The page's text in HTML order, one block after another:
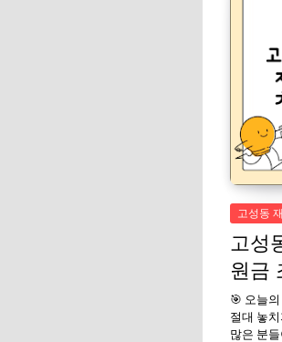
고성동
고성
원금
🎯 오늘
절대 놓
많은 분